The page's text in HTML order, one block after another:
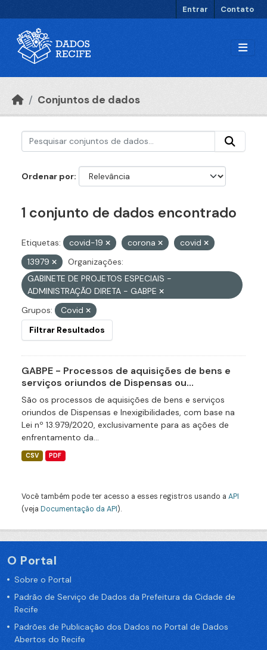
Entrar Contato
Conjuntos de dados
Ordenar por
1 conjunto de dados encontrado
Etiquetas: covid-19 corona
covid
13979
Organizações:
GABINETE DE PROJETOS ESPECIAIS -
ADMINISTRAÇÃO DIRETA - GABPE
Grupos:
Covid
Filtrar Resultados
GABPE - Processos de aquisições de bens e
serviços oriundos de Dispensas ou...
São os processos de aquisições de bens e serviços
oriundos de Dispensas e Inexigibilidades, com base na
Lei nº 13.979/2020, exclusivamente para as ações de
enfrentamento da...
CSV PDF
Você também pode ter acesso a esses registros usando a API
(veja Documentação da API).
O Portal
Sobre o Portal
Padrão de Serviço de Dados da Prefeitura da Cidade de
Recife
Padrões de Publicação dos Dados no Portal de Dados
Abertos do Recife